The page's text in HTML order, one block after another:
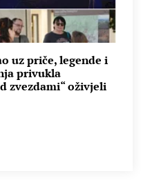
uz priče, legende i
privukla
zvezdami“ oživjeli